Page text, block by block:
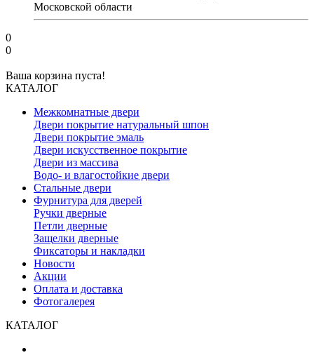
Московской области
0
0
Ваша корзина пуста!
КАТАЛОГ
Межкомнатные двери
Двери покрытие натуральный шпон
Двери покрытие эмаль
Двери искусственное покрытие
Двери из массива
Водо- и влагостойкие двери
Стальные двери
Фурнитура для дверей
Ручки дверные
Петли дверные
Защелки дверные
Фиксаторы и накладки
Новости
Акции
Оплата и доставка
Фотогалерея
КАТАЛОГ